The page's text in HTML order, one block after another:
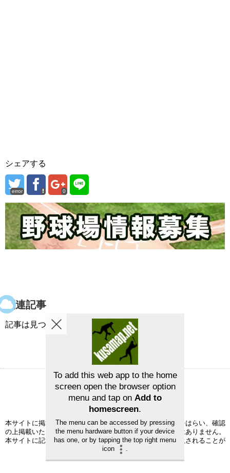
シェアする
error 0
関連記事
記事は見つかりませんでした。
草野球グラウンドマップ お問い合せ
草野球グラウンドマップ
本サイトに掲載された情報の正確性については、充分注意をはらい、確認
の上掲載いたしますが、完全性、正確性を保証するものではありません。
本サイトに記載されている事項は、予告なく変更または廃止されることが
ありますので、予めご了承ください。
To add this web app to the home
screen open the browser option
menu and tap on Add to
homescreen.
The menu can be accessed by pressing
the menu hardware button if your device
has one, or by tapping the top right menu
icon
.